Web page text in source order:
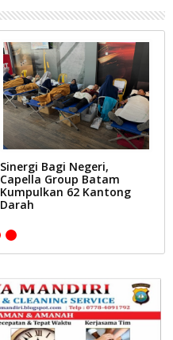
Sinergi Bagi Negeri,
Capella Group Batam
Kumpulkan 62 Kantong
Darah